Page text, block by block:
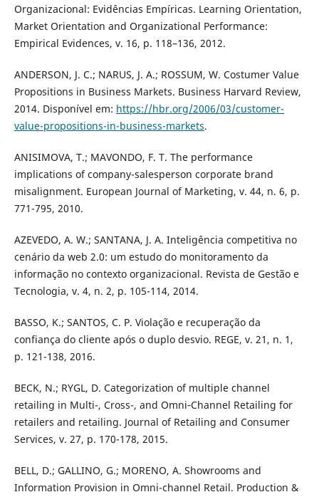
Organizacional: Evidências Empíricas. Learning Orientation,
Market Orientation and Organizational Performance:
Empirical Evidences, v. 16, p. 118–136, 2012.
ANDERSON, J. C.; NARUS, J. A.; ROSSUM, W. Costumer Value
Propositions in Business Markets. Business Harvard Review,
2014. Disponível em: https://hbr.org/2006/03/customer-
value-propositions-in-business-markets.
ANISIMOVA, T.; MAVONDO, F. T. The performance
implications of company-salesperson corporate brand
misalignment. European Journal of Marketing, v. 44, n. 6, p.
771-795, 2010.
AZEVEDO, A. W.; SANTANA, J. A. Inteligência competitiva no
cenário da web 2.0: um estudo do monitoramento da
informação no contexto organizacional. Revista de Gestão e
Tecnologia, v. 4, n. 2, p. 105-114, 2014.
BASSO, K.; SANTOS, C. P. Violação e recuperação da
confiança do cliente após o duplo desvio. REGE, v. 21, n. 1,
p. 121-138, 2016.
BECK, N.; RYGL, D. Categorization of multiple channel
retailing in Multi-, Cross-, and Omni‐Channel Retailing for
retailers and retailing. Journal of Retailing and Consumer
Services, v. 27, p. 170-178, 2015.
BELL, D.; GALLINO, G.; MORENO, A. Showrooms and
Information Provision in Omni-channel Retail. Production &